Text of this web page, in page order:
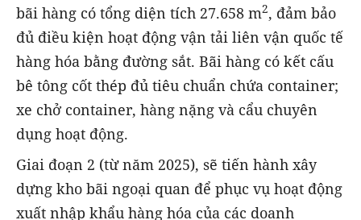
bãi hàng có tổng diện tích 27.658 m2, đảm bảo
đủ điều kiện hoạt động vận tải liên vận quốc tế
hàng hóa bằng đường sắt. Bãi hàng có kết cấu
bê tông cốt thép đủ tiêu chuẩn chứa container;
xe chở container, hàng nặng và cẩu chuyên
dụng hoạt động.
Giai đoạn 2 (từ năm 2025), sẽ tiến hành xây
dựng kho bãi ngoại quan để phục vụ hoạt động
xuất nhập khẩu hàng hóa của các doanh